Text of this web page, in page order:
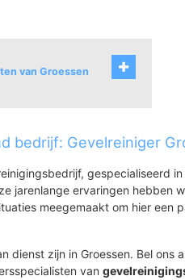
van Groessen
bedrijf: Gevelreiniger
gespecialiseerd
jarenlange ervaringen hebben
meegemaakt om hier een
dienst zijn in Groessen. Bel ons
van